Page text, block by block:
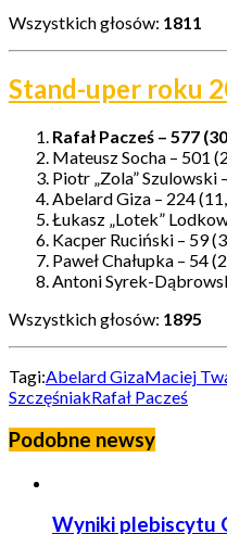
Wszystkich głosów: 1811
Stand-uper roku
Rafał Pacześ – 577
Mateusz Socha – 501
Piotr „Zola” Szulowski
Abelard Giza – 224
Łukasz „Lotek”
Kacper Ruciński – 59
Paweł Chałupka – 54
Antoni Syrek-
Wszystkich głosów: 1895
Tagi:Abelard GizaMaciej
SzczęśniakRafał Pacześ
Podobne newsy
Wyniki plebiscytu